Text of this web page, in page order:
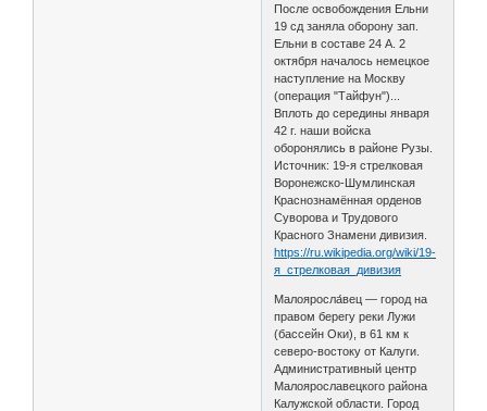
После освобождения Ельни
19 сд заняла оборону зап.
Ельни в составе 24 А. 2
октября началось немецкое
наступление на Москву
(операция "Тайфун")...
Вплоть до середины января
42 г. наши войска
оборонялись в районе Рузы.
Источник: 19-я стрелковая
Воронежско-Шумлинская
Краснознамённая орденов
Суворова и Трудового
Красного Знамени дивизия.
https://ru.wikipedia.org/wiki/19-
я_стрелковая_дивизия
Малояросла́вец — город на
правом берегу реки Лужи
(бассейн Оки), в 61 км к
северо-востоку от Калуги.
Административный центр
Малоярославецкого района
Калужской области. Город